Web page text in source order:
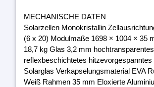
MECHANISCHE DATEN
Solarzellen Monokristallin
(6 x 20) Modulmaße 1698 × 1004 × 35
18,7 kg Glas 3,2 mm
reflexbeschichtetes hitzevorgespanntes
Solarglas Verkapselungsmaterial EVA
Weiß Rahmen 35 mm Eloxierte